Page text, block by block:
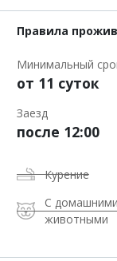
Правила
Минимальный
от 11 суток
Заезд
после 12:00
Курение
С домашними
животными